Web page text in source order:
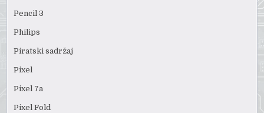
Pencil 3
Philips
Piratski sadržaj
Pixel
Pixel 7a
Pixel Fold